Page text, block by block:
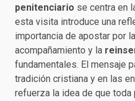
penitenciario se centra en
esta visita introduce una
importancia de apostar por la
acompañamiento y la
fundamentales. El mensaje
tradición cristiana y en las
refuerza la idea de que